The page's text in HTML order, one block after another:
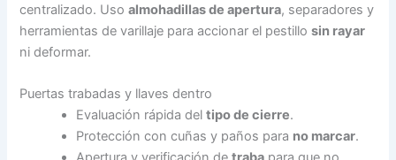
centralizado. Usoalmohadillas de apertura, separadores y
herramientas de varillaje para accionar el pestillosin rayar
ni deformar.
Puertas trabadas y llaves dentro
Evaluación rápida deltipo de cierre.
Protección con cuñas y paños para no marcar.